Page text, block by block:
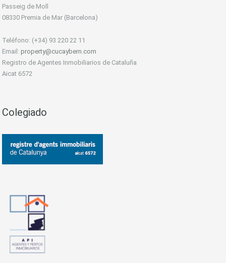
Passeig de Moll
08330 Premia de Mar (Barcelona)
Teléfono: (+34) 93 220 22 11
Email: property@cucaybern.com
Registro de Agentes Inmobiliarios de Cataluña
Aicat 6572
Colegiado